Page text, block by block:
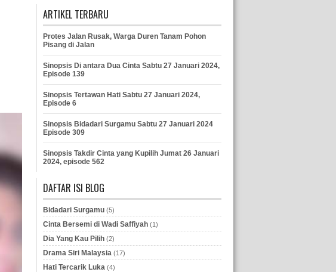
ARTIKEL TERBARU
Protes Jalan Rusak, Warga Duren Tanam Pohon
Pisang di Jalan
Sinopsis Di antara Dua Cinta Sabtu 27 Januari 2024,
Episode 139
Sinopsis Tertawan Hati Sabtu 27 Januari 2024,
Episode 6
Sinopsis Bidadari Surgamu Sabtu 27 Januari 2024
Episode 309
Sinopsis Takdir Cinta yang Kupilih Jumat 26 Januari
2024, episode 562
DAFTAR ISI BLOG
Bidadari Surgamu (5)
Cinta Bersemi di Wadi Saffiyah (1)
Dia Yang Kau Pilih (2)
Drama Siri Malaysia (17)
Hati Tercarik Luka (4)